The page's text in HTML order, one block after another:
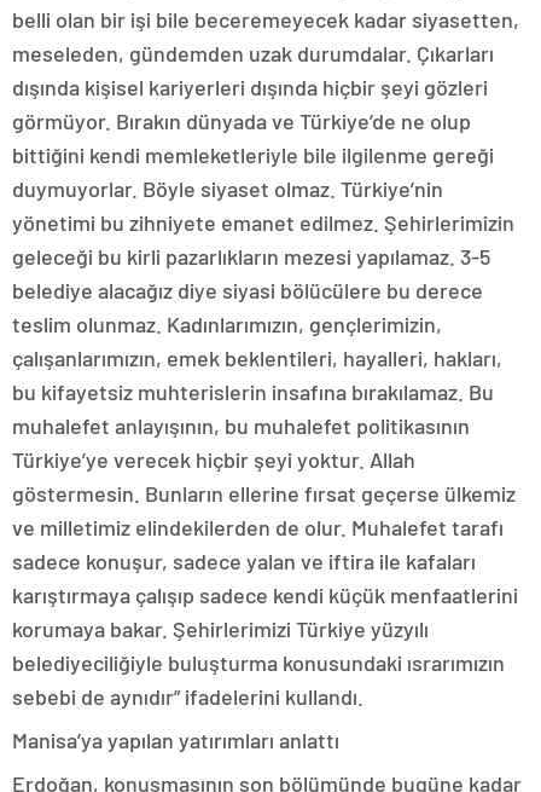
belli olan bir işi bile beceremeyecek kadar siyasetten,
meseleden, gündemden uzak durumdalar. Çıkarları
dışında kişisel kariyerleri dışında hiçbir şeyi gözleri
görmüyor. Bırakın dünyada ve Türkiye’de ne olup
bittiğini kendi memleketleriyle bile ilgilenme gereği
duymuyorlar. Böyle siyaset olmaz. Türkiye’nin
yönetimi bu zihniyete emanet edilmez. Şehirlerimizin
geleceği bu kirli pazarlıkların mezesi yapılamaz. 3-5
belediye alacağız diye siyasi bölücülere bu derece
teslim olunmaz. Kadınlarımızın, gençlerimizin,
çalışanlarımızın, emek beklentileri, hayalleri, hakları,
bu kifayetsiz muhterislerin insafına bırakılamaz. Bu
muhalefet anlayışının, bu muhalefet politikasının
Türkiye’ye verecek hiçbir şeyi yoktur. Allah
göstermesin. Bunların ellerine fırsat geçerse ülkemiz
ve milletimiz elindekilerden de olur. Muhalefet tarafı
sadece konuşur, sadece yalan ve iftira ile kafaları
karıştırmaya çalışıp sadece kendi küçük menfaatlerini
korumaya bakar. Şehirlerimizi Türkiye yüzyılı
belediyeciliğiyle buluşturma konusundaki ısrarımızın
sebebi de aynıdır” ifadelerini kullandı.
Manisa’ya yapılan yatırımları anlattı
Erdoğan, konuşmasının son bölümünde bugüne kadar